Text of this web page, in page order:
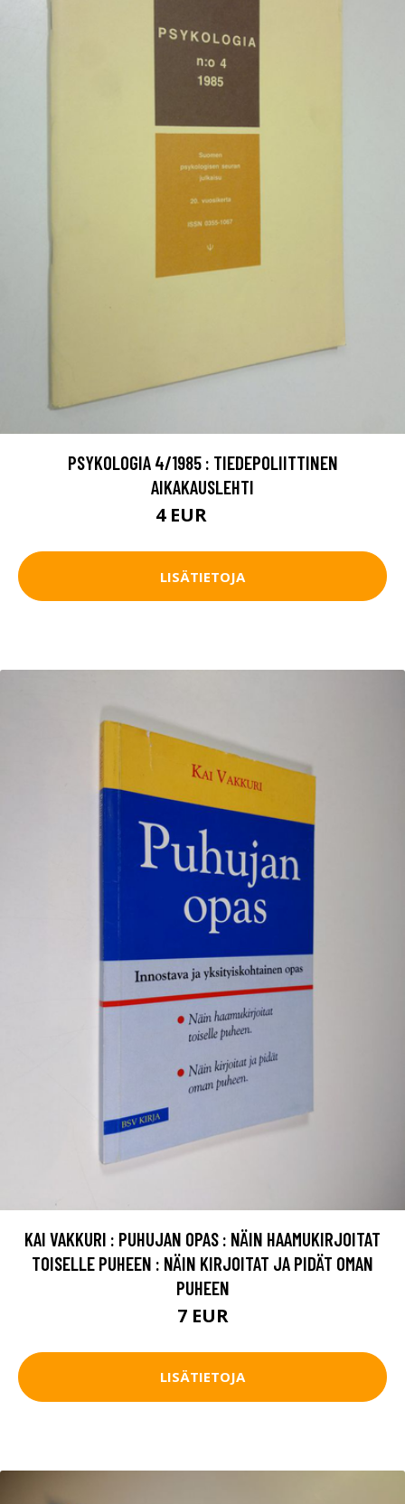
PSYKOLOGIA 4/1985 : TIEDEPOLIITTINEN
AIKAKAUSLEHTI
4 EUR
LISÄTIETOJA
KAI VAKKURI : PUHUJAN OPAS : NÄIN HAAMUKIRJOITAT
TOISELLE PUHEEN : NÄIN KIRJOITAT JA PIDÄT OMAN
PUHEEN
7 EUR
LISÄTIETOJA